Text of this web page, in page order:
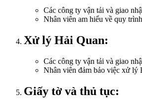
Các công ty vận tải và giao
Nhân viên am hiểu về quy
Xử lý Hải Quan:
Các công ty vận tải và giao
Nhân viên đảm bảo việc xử lý
Giấy tờ và thủ tục: